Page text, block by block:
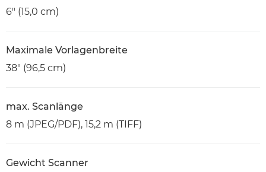
6" (15,0 cm)
Maximale Vorlagenbreite
38" (96,5 cm)
max. Scanlänge
8 m (JPEG/PDF), 15,2 m (TIFF)
Gewicht Scanner